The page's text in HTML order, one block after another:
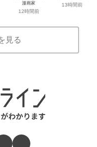
漫画家
12時間前
13時間前
見る